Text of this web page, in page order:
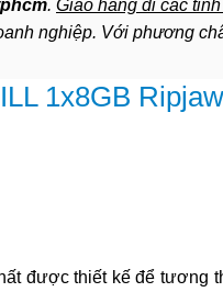
. Giao hàng đi các
nghiệp. Với phương
1x8GB
được thiết kế để tương